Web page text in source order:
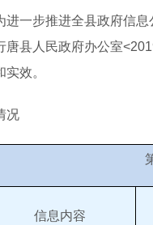
进一步推进全县政府信
唐县人民政府办公室
效。
况
信息内容